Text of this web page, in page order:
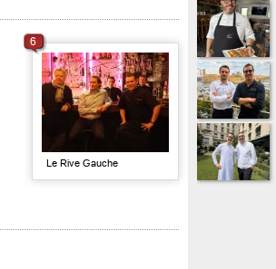
Le Rive Gauche
6